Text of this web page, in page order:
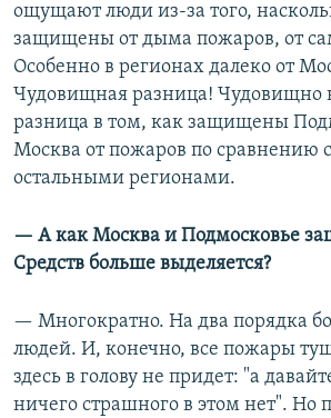
ощущают люди из-за того,
защищены от дыма пожаров, от
Особенно в регионах далеко от
Чудовищная разница! Чудовищно
разница в том, как защищены
Москва от пожаров по сравнению
остальными регионами.
— А как Москва и Подмосковье
Средств больше выделяется?
— Многократно. На два порядка
людей. И, конечно, все пожары
здесь в голову не придет: "а
ничего страшного в этом нет". Но